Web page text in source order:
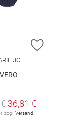
HINZUFÜGEN
ZUR
JO
36,81 €
zzgl. Versand